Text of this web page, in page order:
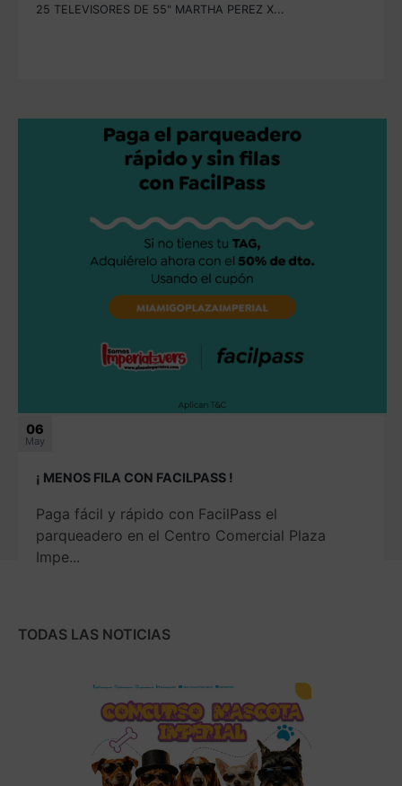
25 TELEVISORES DE 55" MARTHA PEREZ X...
06
May
¡ MENOS FILA CON FACILPASS !
Paga fácil y rápido con FacilPass el
parqueadero en el Centro Comercial Plaza
Impe...
TODAS LAS NOTICIAS